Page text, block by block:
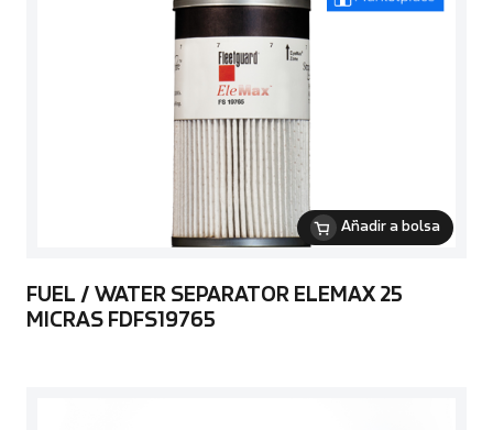
Añadir a bolsa
FUEL / WATER SEPARATOR ELEMAX 25
MICRAS FDFS19765